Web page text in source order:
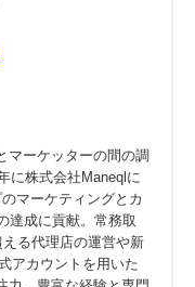
マーケッターの間の調
に株式会社Maneqlに
マーケティングとカ
達成に貢献。常務取
る代理店の運営や新
アカウントを用いた